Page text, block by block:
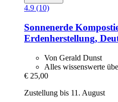
4.9 (10)
Sonnenerde
Erdenherstellung,
Von Gerald Dunst
Alles wissenswerte
€ 25,00
Zustellung bis 11. August